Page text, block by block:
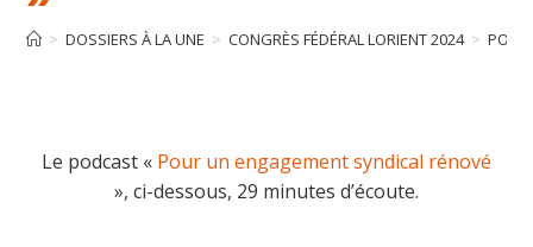
> DOSSIERS À LA UNE > CONGRÈS FÉDÉRAL LORIENT 2024 >
Le podcast « Pour un engagement syndical rénové
», ci-dessous, 29 minutes d’écoute.